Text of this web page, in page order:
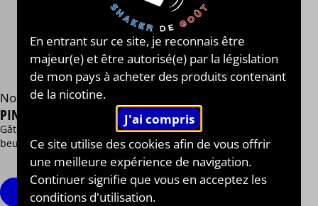
Nom Nomz
PINEAPPLE CUP
Gâteau, Ananas, Crème au
beurre
13,90 € / 50 ml
En entrant sur ce site, je reconnais être
majeur(e) et être autorisé(e) par la législation
de mon pays à acheter des produits contenant
de la nicotine.
Ce site utilise des cookies afin de vous offrir
une meilleure expérience de navigation.
Continuer signifie que vous en acceptez les
conditions d'utilisation.